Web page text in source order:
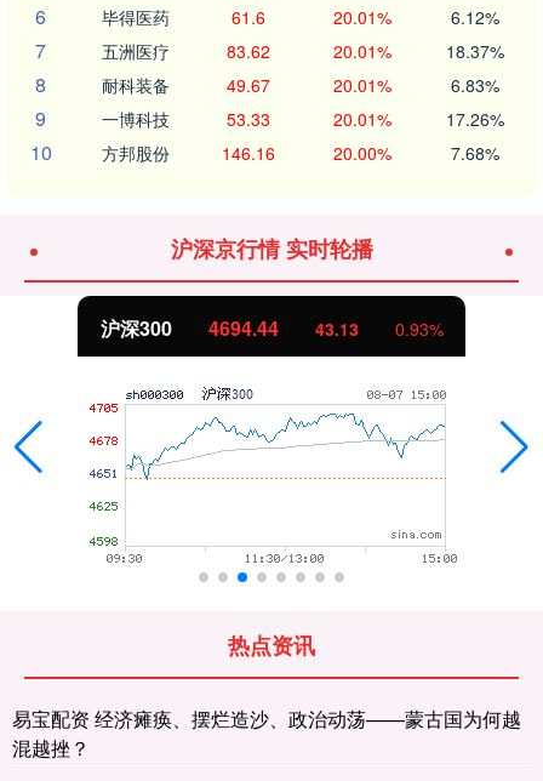
6 毕得医药 61.6 20.01% 6.12%
7 五洲医疗 83.62 20.01% 18.37%
8 耐科装备 49.67 20.01% 6.83%
9 一博科技 53.33 20.01% 17.26%
10 方邦股份 146.16 20.00% 7.68%
沪深京行情 实时轮播
沪深300 4694.44 43.13 0.93%
热点资讯
易宝配资 经济瘫痪、摆烂造沙、政治动荡——蒙古国为何越
混越挫？